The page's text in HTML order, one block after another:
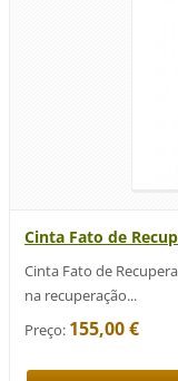
Cinta Fato de
Cinta Fato de
na recuperação...
Preço: 155,00 €